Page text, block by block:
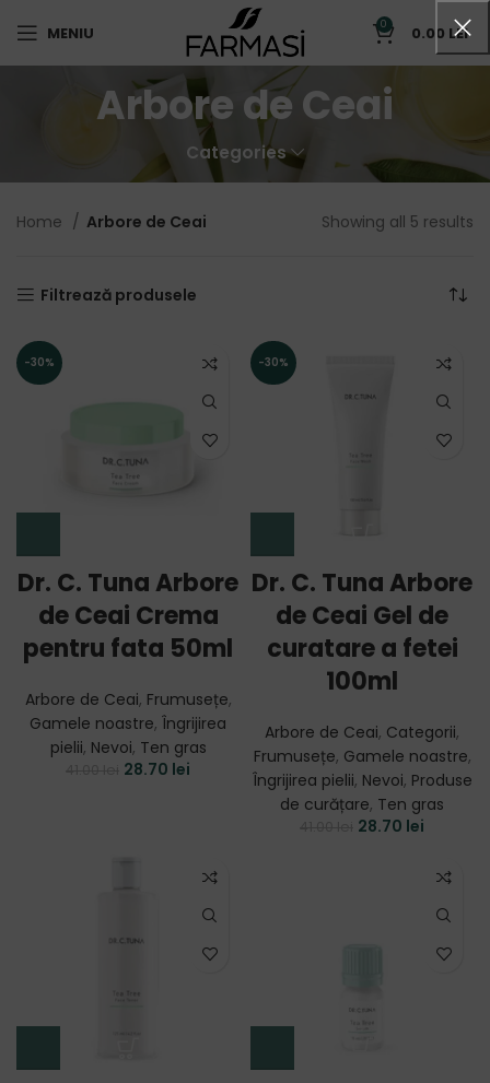
MENIU 0 0.00 LEI
Arbore de Ceai
Categories
Home Arbore de Ceai Showing all 5 results
Filtrează produsele
-30%
Dr. C. Tuna Arbore
de Ceai Crema
pentru fata 50ml
Arbore de Ceai, Frumusețe,
Gamele noastre, Îngrijirea
pielii, Nevoi, Ten gras
28.70 lei
-30%
Dr. C. Tuna Arbore
de Ceai Gel de
curatare a fetei
100ml
Arbore de Ceai, Categorii,
Frumusețe, Gamele noastre,
Îngrijirea pielii, Nevoi, Produse
de curățare, Ten gras
28.70 lei